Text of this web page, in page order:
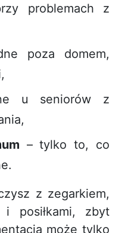
problemach z
poza domem,
u seniorów z
– tylko to, co
z zegarkiem,
i posiłkami, zbyt
może tylko